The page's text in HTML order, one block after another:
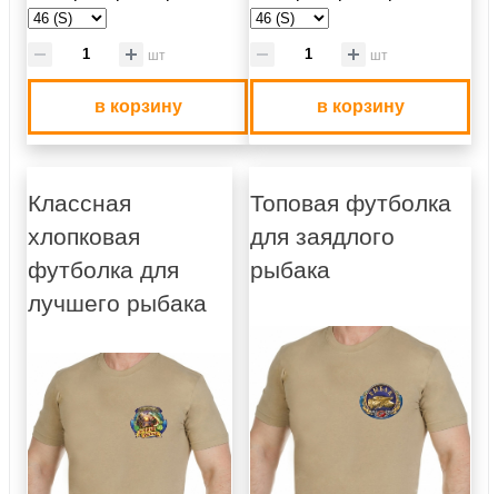
шт
в корзину
шт
в корзину
Классная
хлопковая
футболка для
лучшего рыбака
Топовая футболка
для заядлого
рыбака